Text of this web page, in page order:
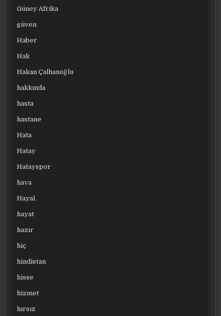
Güney Afrika
güven
Haber
Hak
Hakan Çalhanoğlu
hakkında
hasta
hastane
Hata
Hatay
Hatayspor
hava
Hayal
hayat
hazır
hiç
hindistan
hisse
hizmet
hırsız